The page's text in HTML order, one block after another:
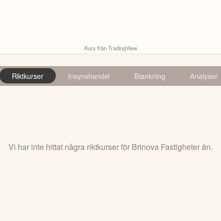
Kurs från TradingView
Riktkurser Insynshandel Blankning Analyser
Vi har inte hittat några riktkurser för Brinova Fastigheter än.